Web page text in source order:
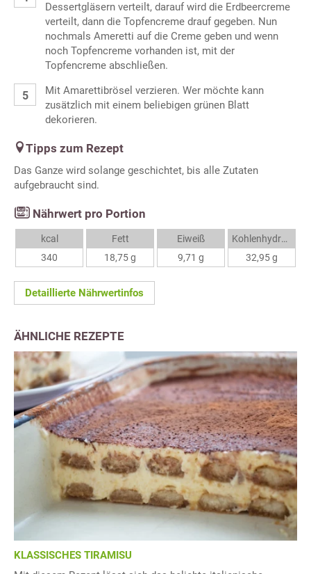
Dessertgläsern verteilt, darauf wird die Erdbeercreme
verteilt, dann die Topfencreme drauf gegeben. Nun
nochmals Ameretti auf die Creme geben und wenn
noch Topfencreme vorhanden ist, mit der
Topfencreme abschließen.
Mit Amarettibrösel verzieren. Wer möchte kann
zusätzlich mit einem beliebigen grünen Blatt
dekorieren.
Tipps zum Rezept
Das Ganze wird solange geschichtet, bis alle Zutaten
aufgebraucht sind.
Nährwert pro Portion
kcal
340
Fett
18,75 g
Eiweiß
9,71 g
Kohlenhydrate
32,95 g
Detaillierte Nährwertinfos
ÄHNLICHE REZEPTE
KLASSISCHES TIRAMISU